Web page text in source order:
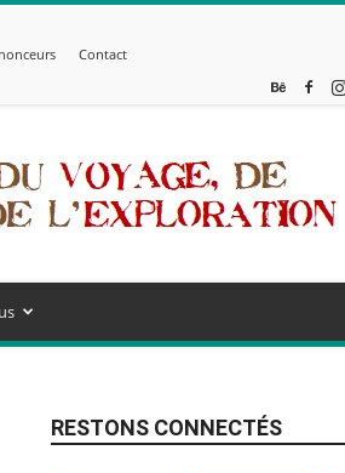
Contact
RESTONS CONNECTÉS